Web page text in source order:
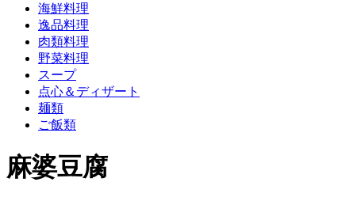
海鮮料理
逸品料理
肉類料理
野菜料理
スープ
点心＆ディザート
麺類
ご飯類
麻婆豆腐